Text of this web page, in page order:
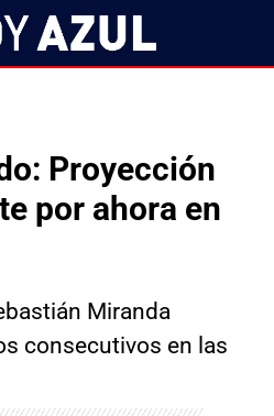
Proyección
por ahora en
Miranda
consecutivos en las